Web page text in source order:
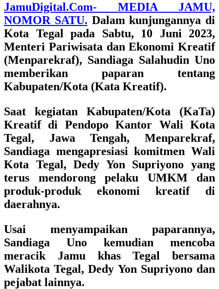
JamuDigital.Com- MEDIA JAMU,
NOMOR SATU. Dalam kunjungannya di
Kota Tegal pada Sabtu, 10 Juni 2023,
Menteri Pariwisata dan Ekonomi Kreatif
(Menparekraf), Sandiaga Salahudin Uno
memberikan paparan tentang
Kabupaten/Kota (Kata Kreatif).
Saat kegiatan Kabupaten/Kota (KaTa)
Kreatif di Pendopo Kantor Wali Kota
Tegal, Jawa Tengah, Menparekraf,
Sandiaga mengapresiasi komitmen Wali
Kota Tegal, Dedy Yon Supriyono yang
terus mendorong pelaku UMKM dan
produk-produk ekonomi kreatif di
daerahnya.
Usai menyampaikan paparannya,
Sandiaga Uno kemudian mencoba
meracik Jamu khas Tegal bersama
Walikota Tegal, Dedy Yon Supriyono dan
pejabat lainnya.